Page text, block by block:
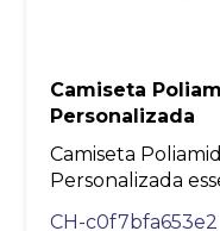
Camiseta
Personalizada
Camiseta
Personalizada
CH-c0f7bfa653e2